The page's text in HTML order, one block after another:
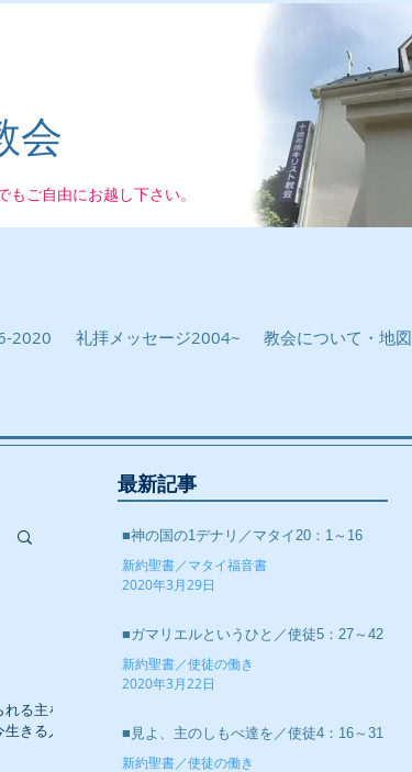
ご自由にお越し下さい。
会
2020 礼拝メッセージ2004~ 教会について・地図
最新記事
■神の国の1デナリ／マタイ20：1～16
新約聖書／マタイ福音書
2020年3月29日
■ガマリエルというひと／使徒5：27～42
新約聖書／使徒の働き
2020年3月22日
■見よ、主のしもべ達を／使徒4：16～31
新約聖書／使徒の働き